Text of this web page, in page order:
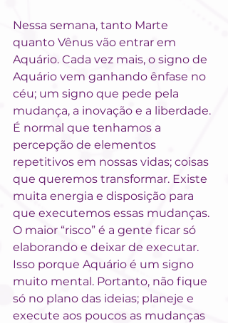
Nessa semana, tanto Marte
quanto Vênus vão entrar em
Aquário. Cada vez mais, o signo de
Aquário vem ganhando ênfase no
céu; um signo que pede pela
mudança, a inovação e a liberdade.
É normal que tenhamos a
percepção de elementos
repetitivos em nossas vidas; coisas
que queremos transformar. Existe
muita energia e disposição para
que executemos essas mudanças.
O maior “risco” é a gente ficar só
elaborando e deixar de executar.
Isso porque Aquário é um signo
muito mental. Portanto, não fique
só no plano das ideias; planeje e
execute aos poucos as mudanças